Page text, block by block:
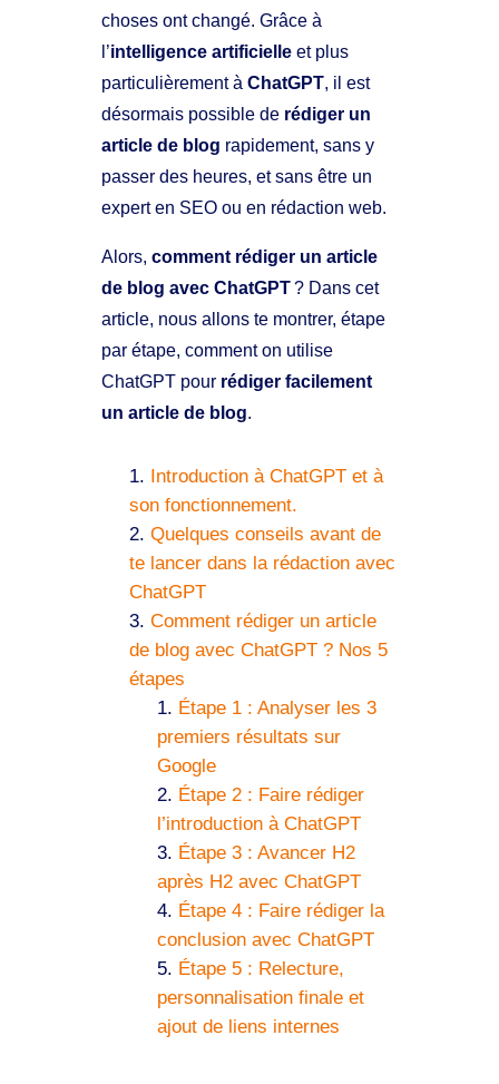
choses ont changé. Grâce à
l’intelligence artificielle et plus
particulièrement àChatGPT, il est
désormais possible de rédiger un
article de blog rapidement, sans y
passer des heures, et sans être un
expert en SEO ou en rédaction web.
Alors,comment rédiger un article
de blog avec ChatGPT? Dans cet
article, nous allons te montrer, étape
par étape, comment on utilise
ChatGPT pour rédiger facilement
un article de blog.
Introduction à ChatGPT et à
son fonctionnement.
Quelques conseils avant de
te lancer dans la rédaction avec
ChatGPT
Comment rédiger un article
de blog avec ChatGPT ? Nos 5
étapes
Étape 1 : Analyser les 3
premiers résultats sur
Google
Étape 2 : Faire rédiger
l’introduction à ChatGPT
Étape 3 : Avancer H2
après H2 avec ChatGPT
Étape 4 : Faire rédiger la
conclusion avec ChatGPT
Étape 5 : Relecture,
personnalisation finale et
ajout de liens internes